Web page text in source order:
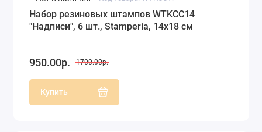
Набор резиновых штампов WTKCC14
"Надписи", 6 шт., Stamperia, 14х18 см
950.00р. 1700.00р.
Купить